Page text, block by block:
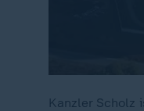
Kanzler Scholz